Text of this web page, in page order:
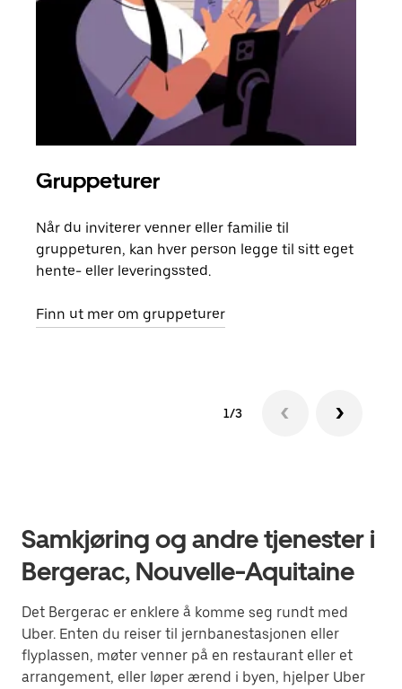
Gruppeturer
Når du inviterer venner eller familie til
gruppeturen, kan hver person legge til sitt eget
hente- eller leveringssted.
Finn ut mer om gruppeturer
1/3
Samkjøring og andre tjenester i
Bergerac, Nouvelle-Aquitaine
Det Bergerac er enklere å komme seg rundt med
Uber. Enten du reiser til jernbanestasjonen eller
flyplassen, møter venner på en restaurant eller et
arrangement, eller løper ærend i byen, hjelper Uber